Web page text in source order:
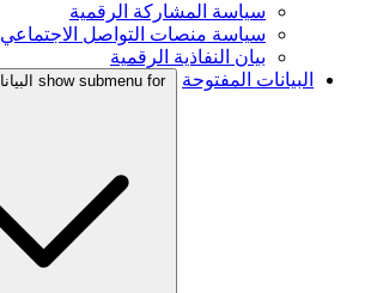
سياسة المشاركة الرقمية
سياسة منصات التواصل الاجتماعي
بيان النفاذية الرقمية
البيانات المفتوحة
show submenu for البيانات المفتوحة